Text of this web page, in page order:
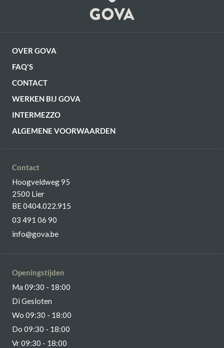
OVER GOVA
FAQ'S
CONTACT
WERKEN BIJ GOVA
INTERMEZZO
ALGEMENE VOORWAARDEN
Contact
Hoogveldweg 95
2500 Lier
BE 0404.022.915
03 491 06 90
info@gova.be
Openingstijden
Ma 09:30 - 18:00
Di Gesloten
Wo 09:30 - 18:00
Do 09:30 - 18:00
Vr 09:30 - 18:00